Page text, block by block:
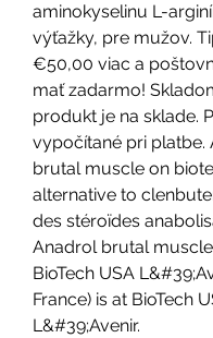
aminokyselinu L-
výťažky, pre mužov.
€50,00 viac a
mať zadarmo!
produkt je na sklade.
vypočítané pri platbe.
brutal muscle on
alternative to
des stéroïdes
Anadrol brutal
BioTech USA
France) is at BioTech
L&#39;Avenir.